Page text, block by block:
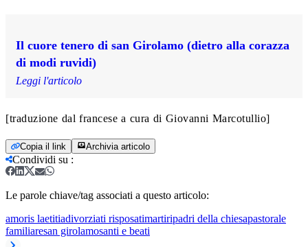
Il cuore tenero di san Girolamo (dietro alla corazza
di modi ruvidi)
Leggi l'articolo
[traduzione dal francese a cura di Giovanni Marcotullio]
Copia il link Archivia articolo
Condividi su :
Le parole chiave/tag associati a questo articolo:
amoris laetitiadivorziati risposatimartiripadri della chiesapastorale
familiaresan girolamosanti e beati